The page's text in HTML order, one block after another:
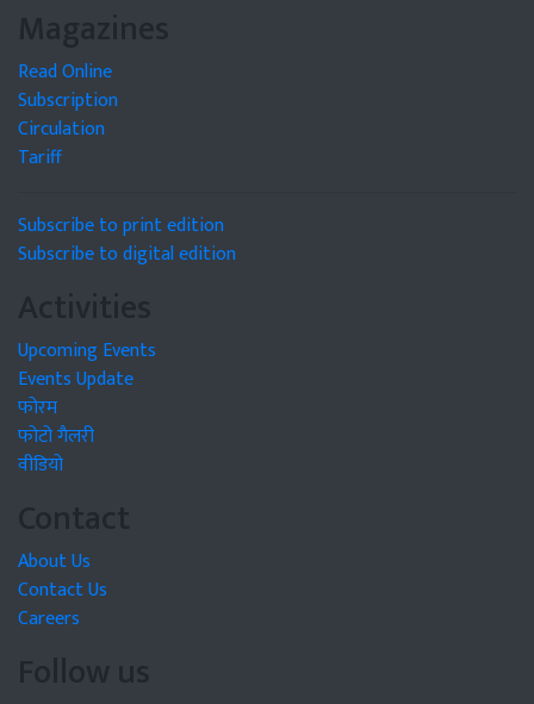
Magazines
Read Online
Subscription
Circulation
Tariff
Subscribe to print edition
Subscribe to digital edition
Activities
Upcoming Events
Events Update
फोरम
फोटो गैलरी
वीडियो
Contact
About Us
Contact Us
Careers
Follow us